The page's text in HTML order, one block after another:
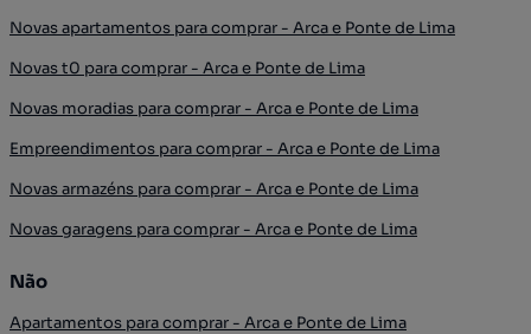
Novas apartamentos para comprar - Arca e Ponte de Lima
Novas t0 para comprar - Arca e Ponte de Lima
Novas moradias para comprar - Arca e Ponte de Lima
Empreendimentos para comprar - Arca e Ponte de Lima
Novas armazéns para comprar - Arca e Ponte de Lima
Novas garagens para comprar - Arca e Ponte de Lima
Não
Apartamentos para comprar - Arca e Ponte de Lima